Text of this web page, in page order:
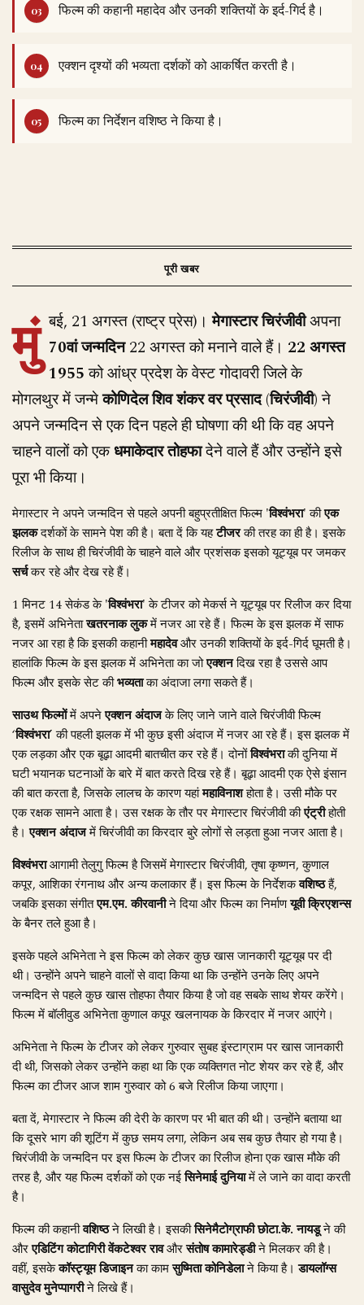
फिल्म की कहानी महादेव और उनकी शक्तियों के इर्द-गिर्द है।
एक्शन दृश्यों की भव्यता दर्शकों को आकर्षित करती है।
फिल्म का निर्देशन वशिष्ठ ने किया है।
मुं बई, 21 अगस्त (राष्ट्र प्रेस)।मेगास्टार चिरंजीवीअपना
70वां जन्मदिन22 अगस्त को मनाने वाले हैं। 22 अगस्त
1955को आंध्र प्रदेश के वेस्ट गोदावरी जिले के
मोगलथुर में जन्मेकोणिदेल शिव शंकर वर प्रसाद (चिरंजीवी)ने
अपने जन्मदिन से एक दिन पहले ही घोषणा की थी कि वह अपने
चाहने वालों को एकधमाकेदार तोहफादेने वाले हैं और उन्होंने इसे
पूरा भी किया।
मेगास्टार ने अपने जन्मदिन से पहले अपनी बहुप्रतीक्षित फिल्म 'विश्वंभरा'कीएक
झलकदर्शकों के सामने पेश की है। बता दें कि यहटीजरकी तरह का ही है। इसके
रिलीज के साथ ही चिरंजीवी के चाहने वाले और प्रशंसक इसको यूट्यूब पर जमकर
सर्चकर रहे और देख रहे हैं।
1 मिनट 14 सेकंड के'विश्वंभरा'के टीजर को मेकर्स ने यूट्यूब पर रिलीज कर दिया
है, इसमें अभिनेताखतरनाक लुकमें नजर आ रहे हैं। फिल्म के इस झलक में साफ
नजर आ रहा है कि इसकी कहानीमहादेवऔर उनकी शक्तियों के इर्द-गिर्द घूमती है।
हालांकि फिल्म के इस झलक में अभिनेता का जोएक्शनदिख रहा है उससे आप
फिल्म और इसके सेट कीभव्यताका अंदाजा लगा सकते हैं।
साउथ फिल्मोंमें अपनेएक्शन अंदाजके लिए जाने जाने वाले चिरंजीवी फिल्म
‘विश्वंभरा’ की पहली झलक में भी कुछ इसी अंदाज में नजर आ रहे हैं। इस झलक में
एक लड़का और एक बूढ़ा आदमी बातचीत कर रहे हैं। दोनोंविश्वंभराकी दुनिया में
घटी भयानक घटनाओं के बारे में बात करते दिख रहे हैं। बूढ़ा आदमी एक ऐसे इंसान
की बात करता है, जिसके लालच के कारण यहांमहाविनाशहोता है। उसी मौके पर
एक रक्षक सामने आता है। उस रक्षक के तौर पर मेगास्टार चिरंजीवी कीएंट्रीहोती
है।एक्शन अंदाजमें चिरंजीवी का किरदार बुरे लोगों से लड़ता हुआ नजर आता है।
विश्वंभराआगामी तेलुगु फिल्म है जिसमें मेगास्टार चिरंजीवी, तृषा कृष्णन, कुणाल
कपूर, आशिका रंगनाथ और अन्य कलाकार हैं। इस फिल्म के निर्देशकवशिष्ठहैं,
जबकि इसका संगीतएम.एम. कीरवानीने दिया और फिल्म का निर्माणयूवी क्रिएशन्स
के बैनर तले हुआ है।
इसके पहले अभिनेता ने इस फिल्म को लेकर कुछ खास जानकारी यूट्यूब पर दी
थी। उन्होंने अपने चाहने वालों से वादा किया था कि उन्होंने उनके लिए अपने
जन्मदिन से पहले कुछ खास तोहफा तैयार किया है जो वह सबके साथ शेयर करेंगे।
फिल्म में बॉलीवुड अभिनेता कुणाल कपूर खलनायक के किरदार में नजर आएंगे।
अभिनेता ने फिल्म के टीजर को लेकर गुरुवार सुबह इंस्टाग्राम पर खास जानकारी
दी थी, जिसको लेकर उन्होंने कहा था कि एक व्यक्तिगत नोट शेयर कर रहे हैं, और
फिल्म का टीजर आज शाम गुरुवार को 6 बजे रिलीज किया जाएगा।
बता दें, मेगास्टार ने फिल्म की देरी के कारण पर भी बात की थी। उन्होंने बताया था
कि दूसरे भाग की शूटिंग में कुछ समय लगा, लेकिन अब सब कुछ तैयार हो गया है।
चिरंजीवी के जन्मदिन पर इस फिल्म के टीजर का रिलीज होना एक खास मौके की
तरह है, और यह फिल्म दर्शकों को एक नईसिनेमाई दुनियामें ले जाने का वादा करती
है।
फिल्म की कहानीवशिष्ठने लिखी है। इसकीसिनेमैटोग्राफीछोटा.के. नायडूने की
औरएडिटिंगकोटागिरी वेंकटेश्वर रावऔरसंतोष कामारेड्डीने मिलकर की है।
वहीं, इसकेकॉस्ट्यूम डिजाइनका कामसुष्मिता कोनिडेलाने किया है।डायलॉग्स
वासुदेव मुनेप्पागरीने लिखे हैं।